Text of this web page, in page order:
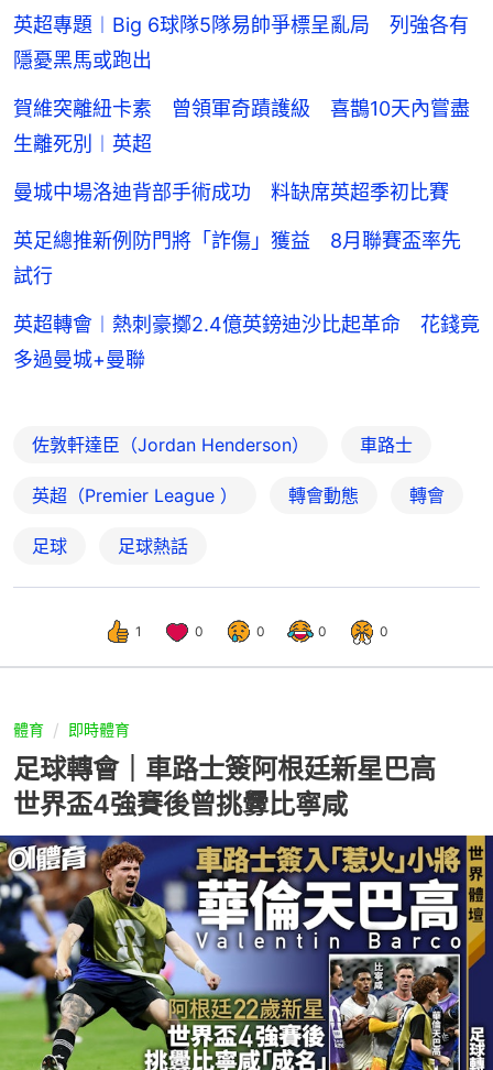
英超專題︱Big 6球隊5隊易帥爭標呈亂局 列強各有
隱憂黑馬或跑出
賀維突離紐卡素 曾領軍奇蹟護級 喜鵲10天內嘗盡
生離死別︱英超
曼城中場洛迪背部手術成功 料缺席英超季初比賽
英足總推新例防門將「詐傷」獲益 8月聯賽盃率先
試行
英超轉會︱熱刺豪擲2.4億英鎊迪沙比起革命 花錢竟
多過曼城+曼聯
佐敦軒達臣（Jordan Henderson） 車路士
英超（Premier League ） 轉會動態 轉會
足球 足球熱話
1 0 0 0 0
體育 即時體育
足球轉會｜車路士簽阿根廷新星巴高
世界盃4強賽後曾挑釁比寧咸